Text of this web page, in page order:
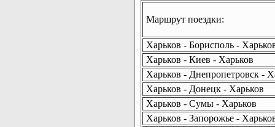
Маршрут поездки:
Харьков - Борисполь -
Харьков - Киев - Харьков
Харьков - Днепропетровск -
Харьков - Донецк - Харьков
Харьков - Сумы - Харьков
Харьков - Запорожье -